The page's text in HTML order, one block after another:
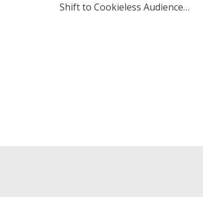
Shift to Cookieless Audience